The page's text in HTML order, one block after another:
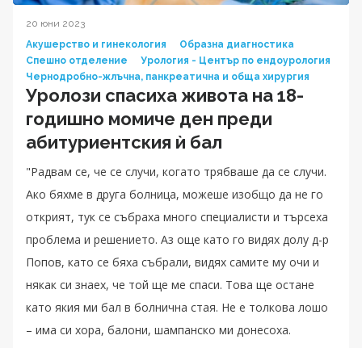
20 юни 2023
Акушерство и гинекология
Образна диагностика
Спешно отделение
Урология - Център по ендоурология
Чернодробно-жлъчна, панкреатична и обща хирургия
Уролози спасиха живота на 18-
годишнo момиче ден преди
абитуриентския ѝ бал
"Радвам се, че се случи, когато трябваше да се случи.
Ако бяхме в друга болница, можеше изобщо да не го
открият, тук се събраха много специалисти и търсеха
проблема и решението. Аз още като го видях долу д-р
Попов, като се бяха събрали, видях самите му очи и
някак си знаех, че той ще ме спаси. Това ще остане
като якия ми бал в болнична стая. Не е толкова лошо
– има си хора, балони, шампанско ми донесоха.